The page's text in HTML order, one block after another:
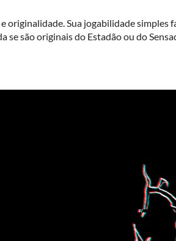
Sua jogabilidade
se são originais do Estadão ou do